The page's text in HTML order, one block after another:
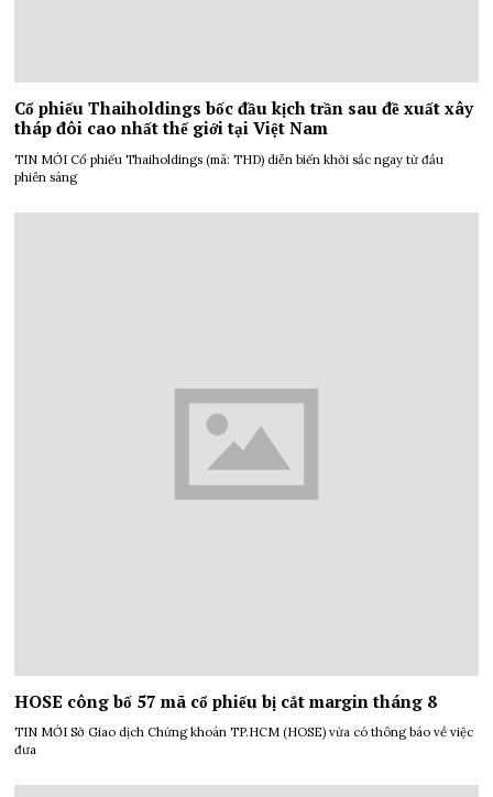
Cổ phiếu Thaiholdings bốc đầu kịch trần sau đề xuất xây
tháp đôi cao nhất thế giới tại Việt Nam
TIN MỚI Cổ phiếu Thaiholdings (mã: THD) diễn biến khởi sắc ngay từ đầu
phiên sáng
HOSE công bố 57 mã cổ phiếu bị cắt margin tháng 8
TIN MỚI Sở Giao dịch Chứng khoán TP.HCM (HOSE) vừa có thông báo về việc
đưa